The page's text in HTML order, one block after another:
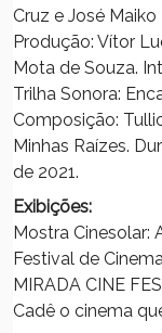
Cruz e José
Produção: Vítor
Mota de Souza.
Trilha Sonora:
Composição:
Minhas Raízes.
de 2021.
Exibições:
Mostra Cinesolar:
Festival de
MIRADA CINE
Cadê o cinema